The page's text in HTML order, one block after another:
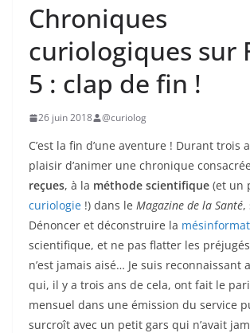
Chroniques
curiologiques sur
5 : clap de fin !
26 juin 2018 @curiolog
C’est la fin d’une aventure ! Durant trois
plaisir d’animer une chronique
reçues, à la méthode scientifique (et un
curiologie !) dans le Magazine de la Santé,
Dénoncer et déconstruire la
scientifique, et ne pas flatter les
n’est jamais aisé… Je suis reconnaissant
qui, il y a trois ans de cela, ont fait le
mensuel dans une émission du service
surcroît avec un petit gars qui n’avait